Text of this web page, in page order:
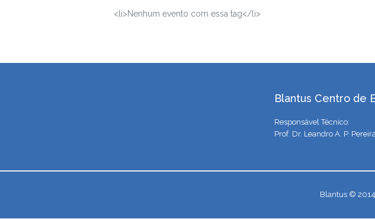
<li>Nenhum evento com essa tag</li>
Blantus Centro de
Responsável Técnico:
Prof. Dr. Leandro A. P.
Blantus © 2014